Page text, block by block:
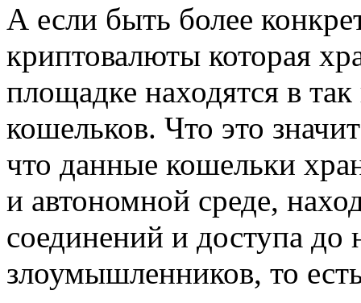
А если быть более
криптовалюты которая
площадке находятся в
кошельков. Что это
что данные кошельки
и автономной среде,
соединений и доступа до
злоумышленников, то